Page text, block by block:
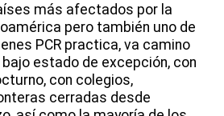
más afectados por la
pero también uno de
PCR practica, va camino
estado de excepción, con
con colegios,
cerradas desde